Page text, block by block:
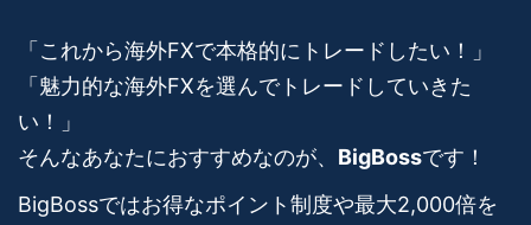
「これから海外FXで本格的にトレードしたい！」
「魅力的な海外FXを選んでトレードしていきた
い！」
そんなあなたにおすすめなのが、 BigBossです！
BigBossではお得なポイント制度や最大2,000倍を